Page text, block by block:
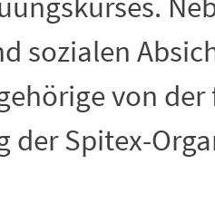
sozialen
von
der Spitex-